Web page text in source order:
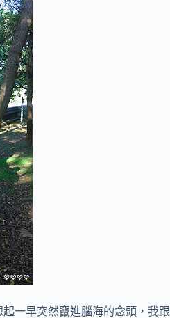
一早突然竄進腦海的念頭，我跟